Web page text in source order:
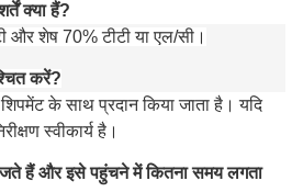
क्या हैं?
और शेष 70% टीटी या एल/सी।
करें?
के साथ प्रदान किया जाता है। यदि
स्वीकार्य है।
हैं और इसे पहुंचने में कितना समय लगता